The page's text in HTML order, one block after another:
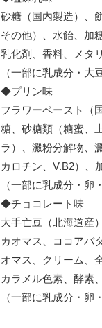
砂糖（国内製造）、
その他）、水飴、加
乳化剤、香料、メタ
（一部に乳成分・大
◆プリン味
フラワーペースト（
糖、砂糖類（糖蜜、
ラ）、澱粉分解物、
カロチン、V.B2）、
（一部に乳成分・卵
◆チョコレート味
大手亡豆（北海道産
カオマス、ココアバ
オマス、クリーム、
カラメル色素、酵素
（一部に乳成分・卵